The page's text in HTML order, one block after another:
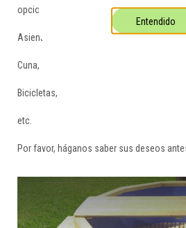
opcionales en función de la situación de la
Asientos para niños,
Cuna,
Bicicletas,
etc.
Por favor, háganos saber sus deseos
Entendido